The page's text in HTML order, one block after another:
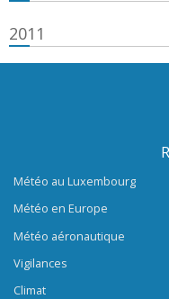
2011
Météo au Luxembourg
Météo en Europe
Météo aéronautique
Vigilances
Climat